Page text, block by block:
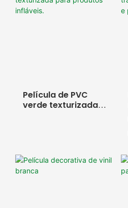
Película de PVC
verde texturizada